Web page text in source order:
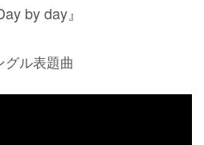
by day』
ル表題曲